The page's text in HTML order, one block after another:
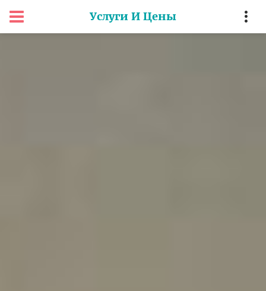
Услуги И Цены